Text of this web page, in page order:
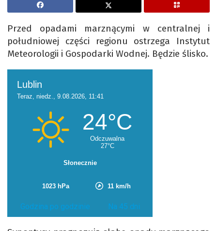
Przed opadami marznącymi w centralnej i
południowej części regionu ostrzega Instytut
Meteorologii i Gospodarki Wodnej. Będzie ślisko.
Godzina po godzinie Na 45 dni